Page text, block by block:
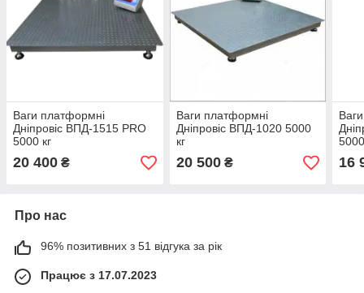
Ваги платформні
Дніпровіс ВПД-1515 PRO
5000 кг
20 400 ₴
Ваги платформні
Дніпровіс ВПД-1020 5000
кг
20 500₴ 16
Про нас
96% позитивних з 51 відгука за рік
Працює з 17.07.2023